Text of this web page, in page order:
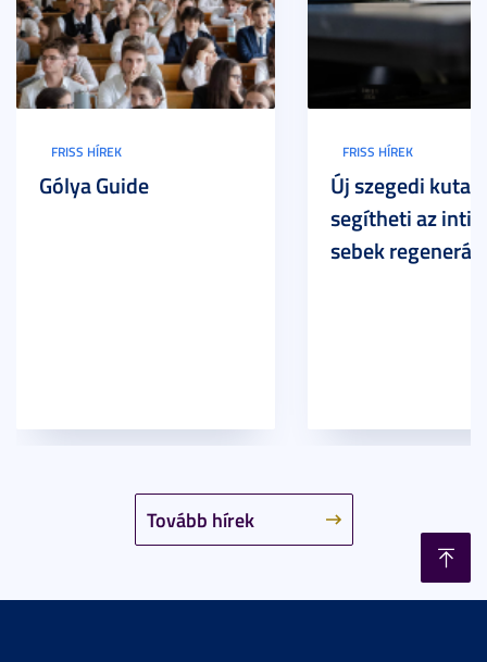
Tovább hírek
FRISS HÍREK
Gólya Guide
FRISS HÍREK
Új szegedi
segítheti az
sebek